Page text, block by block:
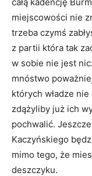
miejscowości nie
trzeba czymś
z partii która tak
w sobie nie jest
mnóstwo
których władze
zdążyliby już ich
pochwalić.
Kaczyńskiego
mimo tego, że
deszczyku.